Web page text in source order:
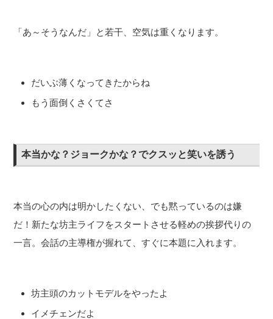
「あ～そうなんだ」と若干、空気は重くなります。
だいぶ薄くなってきたからね
もう面倒くさくてさ
本当かな？ジョークかな？でクスッと笑いを誘う
本当の心の内は明かしたくない、でも黙っているのは嫌
だ！新たな坊主ライフをスタートさせる軽めの挨拶代りの
一言。会話の主導権が握れて、すぐに本題に入れます。
坊主頭のカットモデルをやったよ
イメチェンだよ